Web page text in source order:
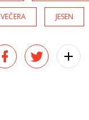
VEČERA JESEN